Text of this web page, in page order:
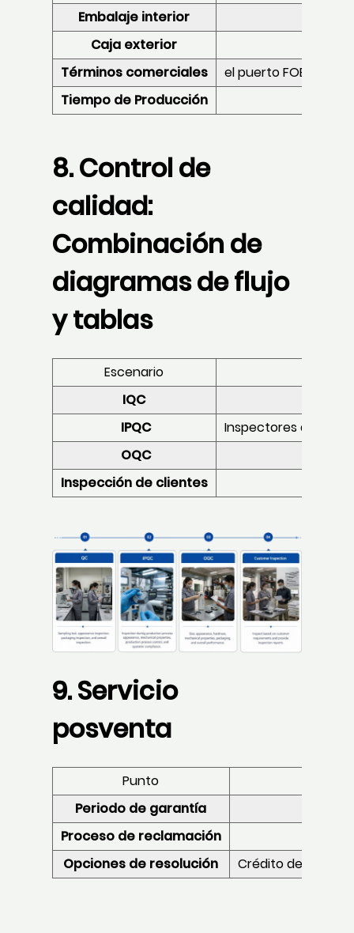
Embalaje interior
Caja exterior
Términos comerciales
el puerto FOB de
Tiempo de Producción
8. Control de
calidad:
Combinación de
diagramas de flujo
y tablas
Escenario
IQC
IPQC
Inspectores de
OQC
Inspección de clientes
9. Servicio
posventa
Punto
Periodo de garantía
Proceso de reclamación
Opciones de resolución
Crédito de